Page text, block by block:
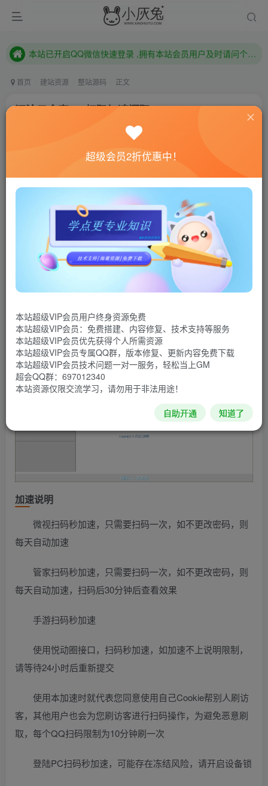
本站已开启QQ微信快速登录 ,拥有本站会员用户及时请问个人中心绑定！
本站已开启QQ微信快速登录 ,拥有本站会员用户及时请问个人中心绑定！
首页 建站资源 整站源码 正文
沉沦云全套QQ扫码加速源码
联网教程： 内附教程
单机教程： 内附教程
不懂的话联系客服！！！
本源码调用官方接口，所有协议均本地化处理，不引用
第三方，由@沉沦 原创投稿，任何人在非商业化的情况下可
调用本接口，如有商业化行为，后果自负。
源码截图
加速说明
微视扫码秒加速，只需要扫码一次，如不更改密码，则
每天自动加速
管家扫码秒加速，只需要扫码一次，如不更改密码，则
每天自动加速，扫码后30分钟后查看效果
手游扫码秒加速
使用悦动圈接口，扫码秒加速，如加速不上说明限制，
请等待24小时后重新提交
使用本加速时就代表您同意使用自己Cookie帮别人刷访
客，其他用户也会为您刷访客进行扫码操作，为避免恶意刷
取，每个QQ扫码限制为10分钟刷一次
登陆PC扫码秒加速，可能存在冻结风险，请开启设备锁
超级会员2折优惠中！
本站超级VIP会员用户终身资源免费
本站超级VIP会员：免费搭建、内容修复、技术支持等服务
本站超级VIP会员优先获得个人所需资源
本站超级VIP会员专属QQ群，版本修复、更新内容免费下载
本站超级VIP会员技术问题一对一服务，轻松当上GM
超会QQ群：697012340
本站资源仅限交流学习，请勿用于非法用途！
自助开通 知道了